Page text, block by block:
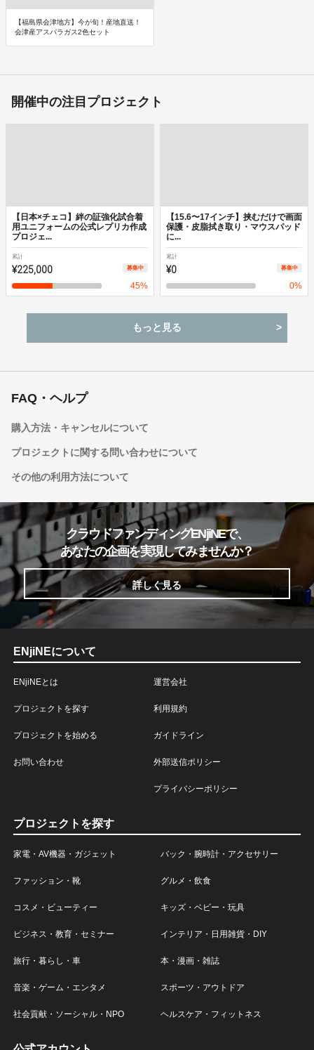
【福島県会津地方】今が旬！産地直送！
会津産アスパラガス2色セット
開催中の注目プロジェクト
【日本×チェコ】絆の証強化試合着
用ユニフォームの公式レプリカ作成
プロジェ...
累計
¥225,000 募集中
45%
【15.6〜17インチ】挟むだけで画面
保護・皮脂拭き取り・マウスパッド
に...
累計
¥0 募集中
0%
もっと見る
FAQ・ヘルプ
購入方法・キャンセルについて
プロジェクトに関する問い合わせについて
その他の利用方法について
クラウドファンディングENjiNEで、
あなたの企画を実現してみませんか？
詳しく見る
ENjiNEについて
ENjiNEとは
プロジェクトを探す
プロジェクトを始める
お問い合わせ
運営会社
利用規約
ガイドライン
外部送信ポリシー
プライバシーポリシー
プロジェクトを探す
家電・AV機器・ガジェット バック・腕時計・アクセサリー
ファッション・靴 グルメ・飲食
コスメ・ビューティー キッズ・ベビー・玩具
ビジネス・教育・セミナー インテリア・日用雑貨・DIY
旅行・暮らし・車 本・漫画・雑誌
音楽・ゲーム・エンタメ スポーツ・アウトドア
社会貢献・ソーシャル・NPO ヘルスケア・フィットネス